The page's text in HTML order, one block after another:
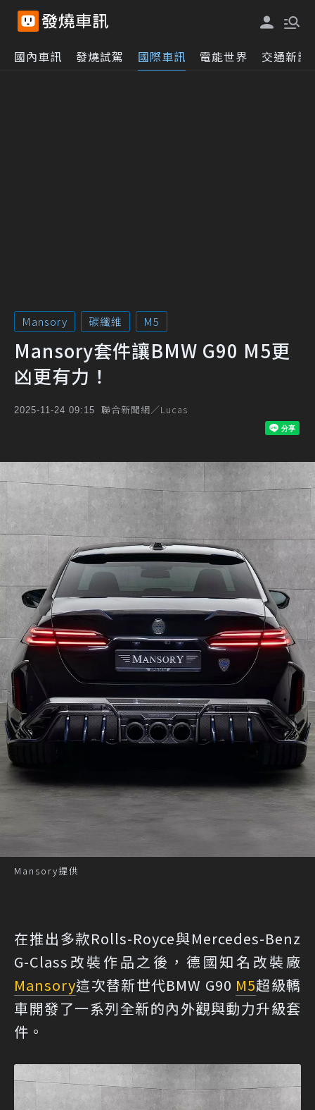
國內車訊 發燒試駕 國際車訊 電能世界 交通新訊
Mansory 碳纖維 M5
Mansory套件讓BMW G90 M5更
凶更有力！
2025-11-24 09:15 聯合新聞網／Lucas
Mansory提供
在推出多款Rolls-Royce與Mercedes-Benz
G-Class改裝作品之後，德國知名改裝廠
Mansory這次替新世代BMW G90 M5超級轎
車開發了一系列全新的內外觀與動力升級套
件。